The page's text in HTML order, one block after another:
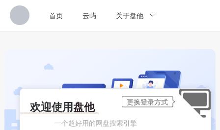
首页 云屿 关于盘他
欢迎使用盘他
一个超好用的网盘搜索引擎